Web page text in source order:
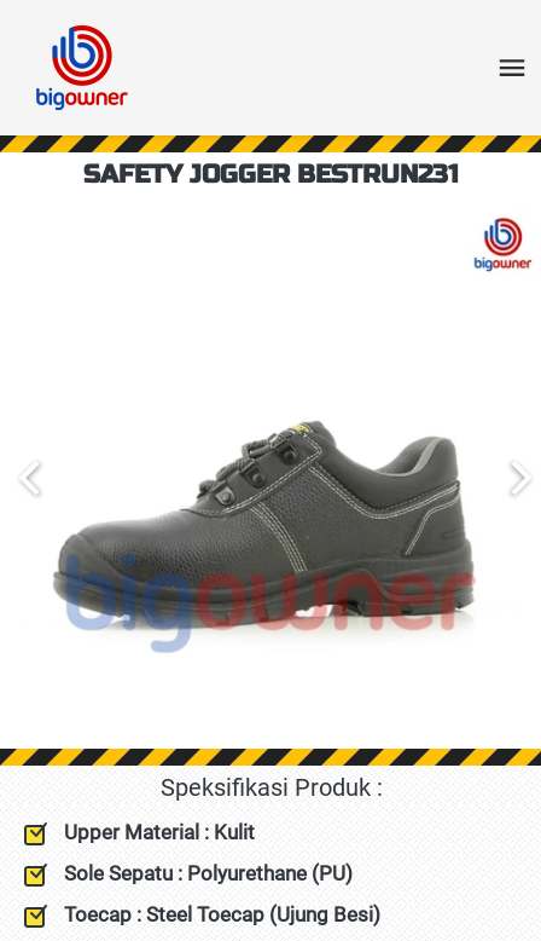
SAFETY JOGGER BESTRUN231
Speksifikasi Produk :
Upper Material : Kulit
Sole Sepatu : Polyurethane (PU)
Toecap : Steel Toecap (Ujung Besi)